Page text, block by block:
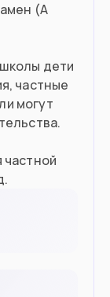
(A
дети
частные
могут
частной